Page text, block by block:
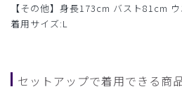
【その他】身長173cm バスト81cm
着用サイズ:L
セットアップで着用できる商